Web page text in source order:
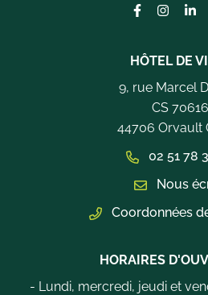
Lien vers le
Lien
HÔTEL DE
9, rue Marcel
CS 70616
44706 Orvault
02 51 78
Nous
Coordonnées
HORAIRES
- Lundi, mercredi, jeudi et